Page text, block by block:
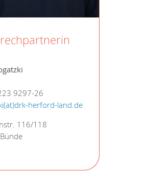
9297-26
herford-land.de
116/118